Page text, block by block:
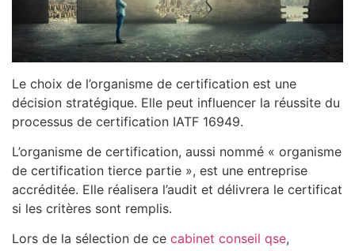
Le choix de l’organisme de certification est une
décision stratégique. Elle peut influencer la réussite du
processus de certification IATF 16949.
L’organisme de certification, aussi nommé « organisme
de certification tierce partie », est une entreprise
accréditée. Elle réalisera l’audit et délivrera le certificat
si les critères sont remplis.
Lors de la sélection de ce cabinet conseil qse,